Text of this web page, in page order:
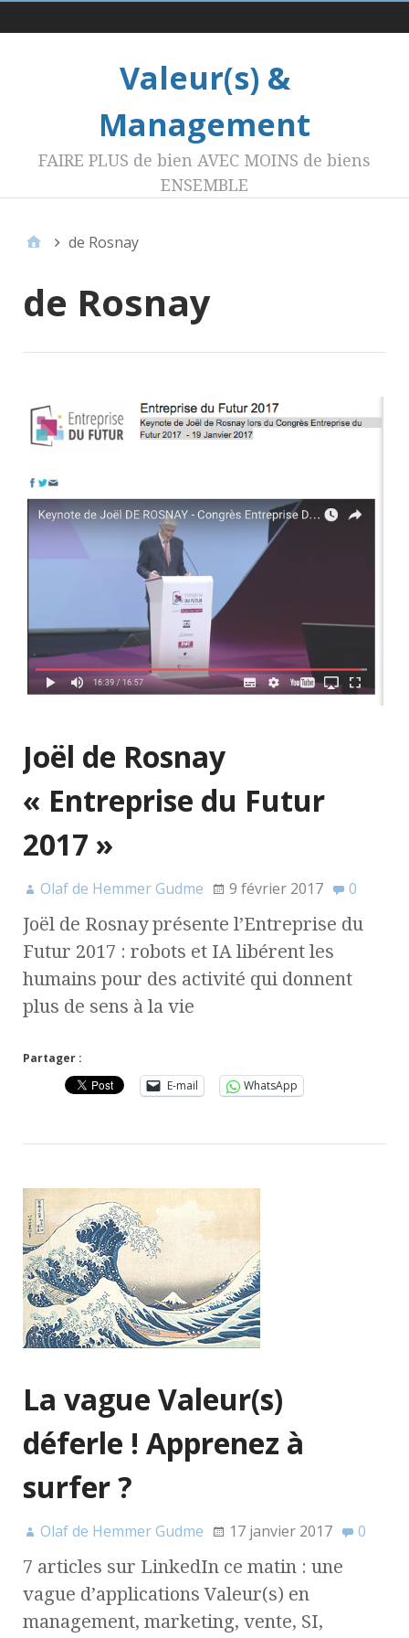
Menu 1
Valeur(s) &
Management
FAIRE PLUS de bien AVEC MOINS de biens
ENSEMBLE
de Rosnay
de Rosnay
Joël de Rosnay
« Entreprise du Futur
2017 »
Olaf de Hemmer Gudme 9 février 2017 0
Joël de Rosnay présente l’Entreprise du
Futur 2017 : robots et IA libérent les
humains pour des activité qui donnent
plus de sens à la vie
Partager :
E-mail
WhatsApp
La vague Valeur(s)
déferle ! Apprenez à
surfer ?
Olaf de Hemmer Gudme 17 janvier 2017 0
7 articles sur LinkedIn ce matin : une
vague d’applications Valeur(s) en
management, marketing, vente, SI,